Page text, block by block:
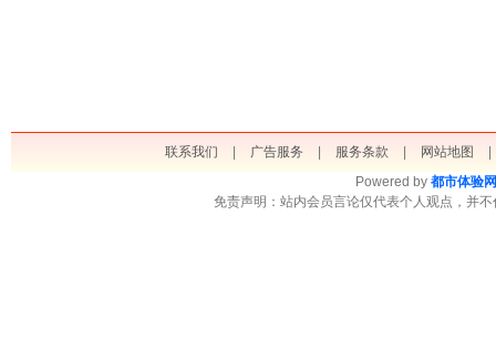
联系我们 广告服务 服务条款 网站地图
Powered by 都市体验网
免责声明：站内会员言论仅代表个人观点，并